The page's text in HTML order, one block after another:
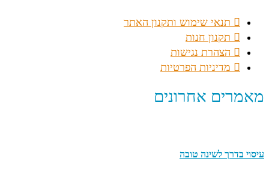
תנאי שימוש ותקנון האתר
תקנון חנות
הצהרת נגישות
מדיניות הפרטיות
מאמרים אחרונים
עיסוי בדרך לשינה טובה